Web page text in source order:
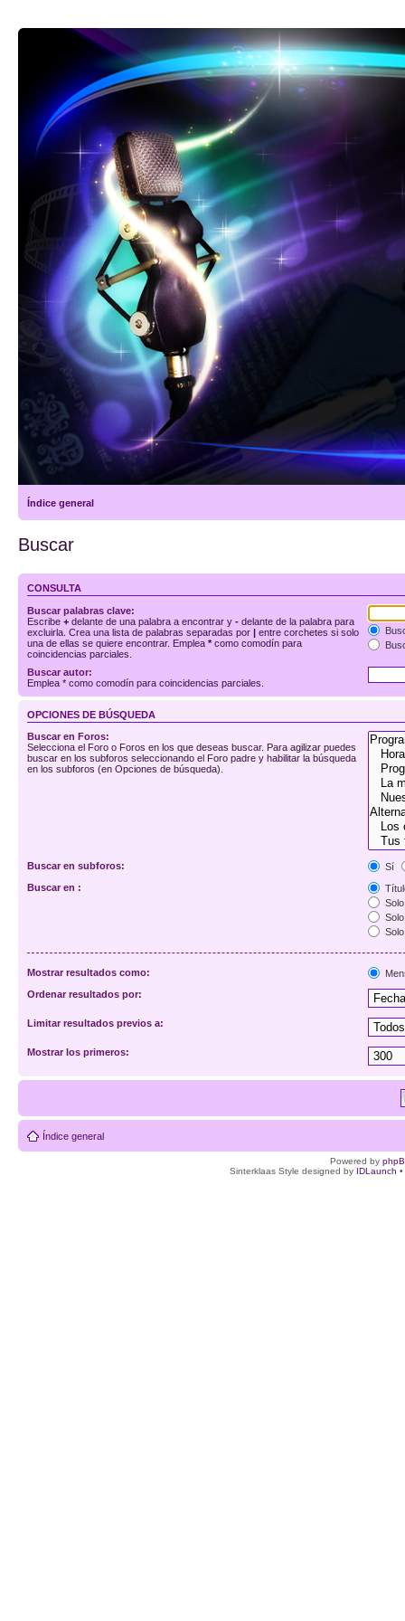
Índice general
Buscar
CONSULTA
Buscar palabras clave:
Escribe + delante de una palabra a encontrar y - delante de la palabra para
excluirla. Crea una lista de palabras separadas por | entre corchetes si solo
una de ellas se quiere encontrar. Emplea * como comodín para
coincidencias parciales.
Buscar autor:
Emplea * como comodín para coincidencias parciales.
OPCIONES DE BÚSQUEDA
Buscar en Foros:
Selecciona el Foro o Foros en los que deseas buscar. Para agilizar puedes
buscar en los subforos seleccionando el Foro padre y habilitar la búsqueda
en los subforos (en Opciones de búsqueda).
Buscar en subforos:
Sí
Buscar en :
Mostrar resultados como:
Ordenar resultados por:
Limitar resultados previos a:
Mostrar los primeros:
Índice general
Powered by
Sinterklaas Style designed by IDLaunch